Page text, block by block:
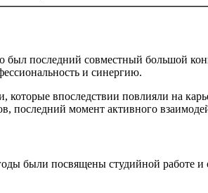
последний совместный большой
и синергию.
которые впоследствии повлияли на
момент активного
были посвящены студийной работе